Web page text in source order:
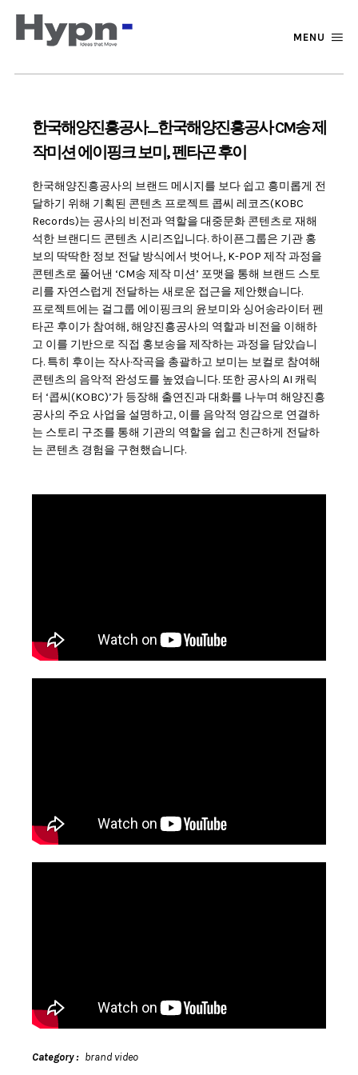
MENU
한국해양진흥공사_한국해양진흥공사 CM송 제
작미션 에이핑크 보미, 펜타곤 후이
한국해양진흥공사의 브랜드 메시지를 보다 쉽고 흥미롭게 전
달하기 위해 기획된 콘텐츠 프로젝트 콥씨 레코즈(KOBC
Records)는 공사의 비전과 역할을 대중문화 콘텐츠로 재해
석한 브랜디드 콘텐츠 시리즈입니다. 하이픈그룹은 기관 홍
보의 딱딱한 정보 전달 방식에서 벗어나, K-POP 제작 과정을
콘텐츠로 풀어낸 ‘CM송 제작 미션’ 포맷을 통해 브랜드 스토
리를 자연스럽게 전달하는 새로운 접근을 제안했습니다.
프로젝트에는 걸그룹 에이핑크의 윤보미와 싱어송라이터 펜
타곤 후이가 참여해, 해양진흥공사의 역할과 비전을 이해하
고 이를 기반으로 직접 홍보송을 제작하는 과정을 담았습니
다. 특히 후이는 작사·작곡을 총괄하고 보미는 보컬로 참여해
콘텐츠의 음악적 완성도를 높였습니다. 또한 공사의 AI 캐릭
터 ‘콥씨(KOBC)’가 등장해 출연진과 대화를 나누며 해양진흥
공사의 주요 사업을 설명하고, 이를 음악적 영감으로 연결하
는 스토리 구조를 통해 기관의 역할을 쉽고 친근하게 전달하
는 콘텐츠 경험을 구현했습니다.
Category brand video